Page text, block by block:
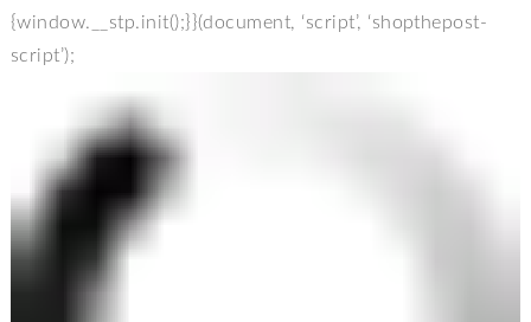
{window.__stp.init();}}(document, ‘script’, ‘shopthepost-
script’);